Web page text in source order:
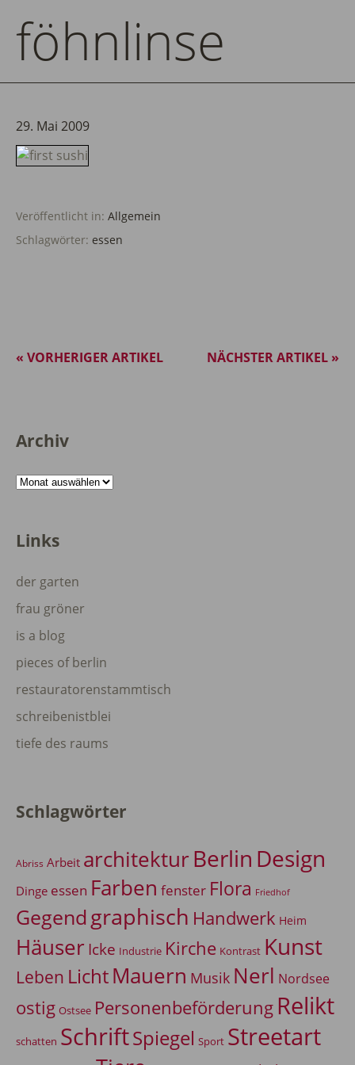
föhnlinse
29. Mai 2009
Veröffentlicht in: Allgemein
Schlagwörter: essen
NÄCHSTER ARTIKEL »
« VORHERIGER ARTIKEL
Archiv
Archiv
Links
der garten
frau gröner
is a blog
pieces of berlin
restauratorenstammtisch
schreibenistblei
tiefe des raums
Schlagwörter
Abriss Arbeit architekturBerlin Design
Dinge essen Farben fenster Flora Friedhof
Gegendgraphisch Handwerk Heim
Häuser Icke Industrie Kirche Kontrast Kunst
Leben LichtMauern Musik Nerl Nordsee
ostig Ostsee Personenbeförderung Relikt
schatten SchriftSpiegel Sport Streetart